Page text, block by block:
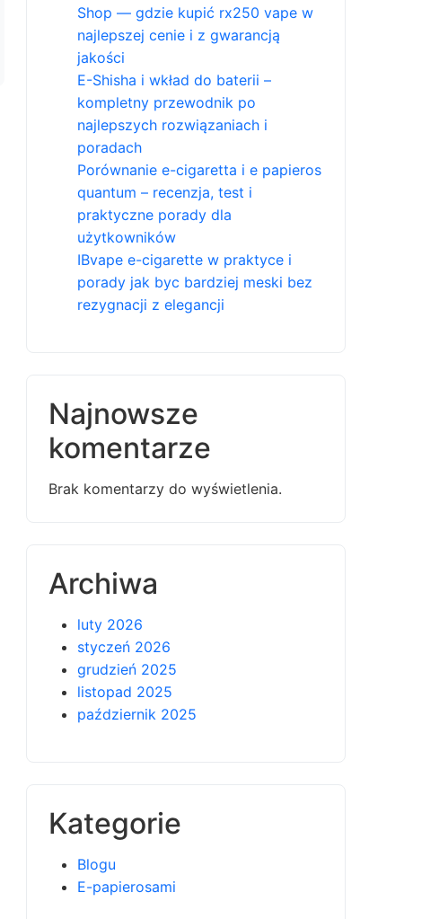
Shop — gdzie kupić rx250 vape w
najlepszej cenie i z gwarancją
jakości
E-Shisha i wkład do baterii –
kompletny przewodnik po
najlepszych rozwiązaniach i
poradach
Porównanie e-cigaretta i e papieros
quantum – recenzja, test i
praktyczne porady dla
użytkowników
IBvape e-cigarette w praktyce i
porady jak byc bardziej meski bez
rezygnacji z elegancji
Najnowsze
komentarze
Brak komentarzy do wyświetlenia.
Archiwa
luty 2026
styczeń 2026
grudzień 2025
listopad 2025
październik 2025
Kategorie
Blogu
E-papierosami